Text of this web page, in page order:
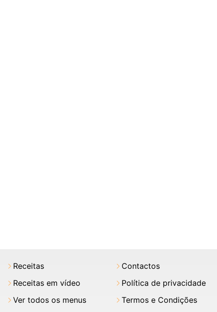
Receitas
Receitas em vídeo
Ver todos os menus
Contactos
Política de privacidade
Termos e Condições